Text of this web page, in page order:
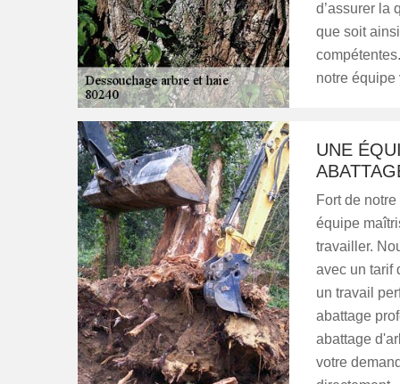
d’assurer la
que soit
notre équipe
UNE
Fort de
équipe
travailler.
avec un tarif
un travail
abattage
abattage
votre